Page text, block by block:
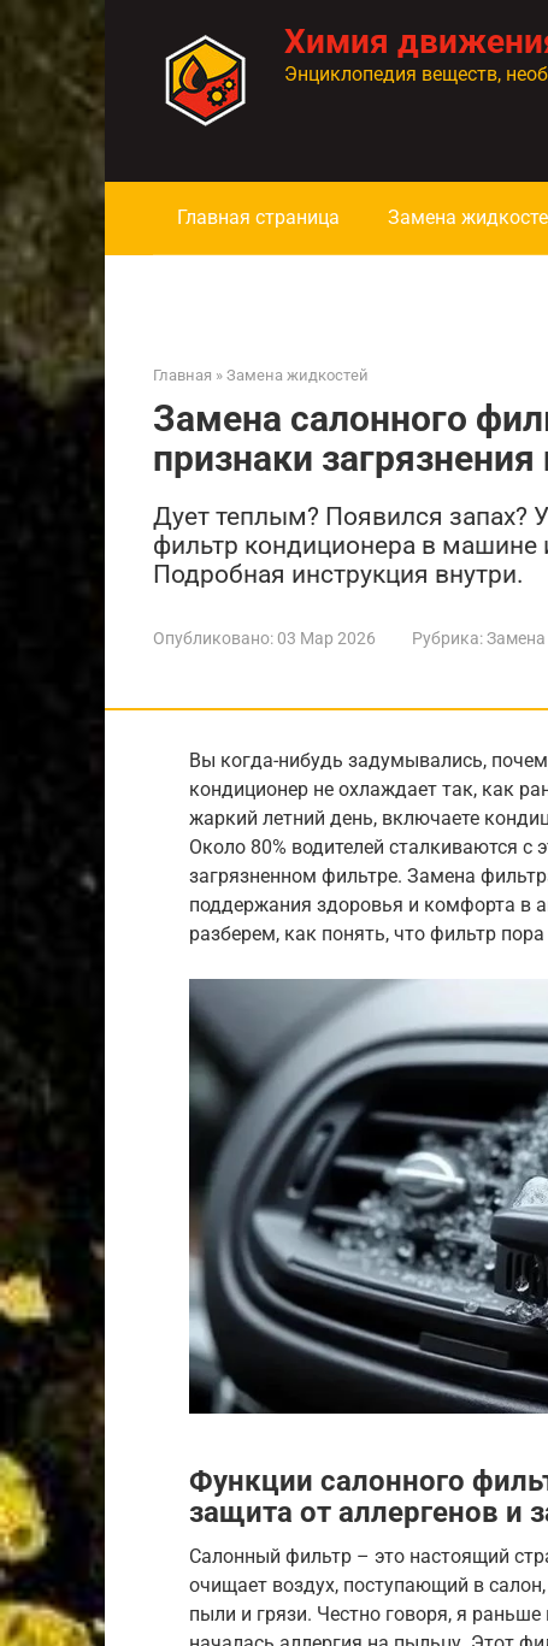
контенту
Химия
Энциклопедия веществ,
Главная страница Замена
Главная » Замена жидкостей
Замена салонного
признаки
Дует теплым? Появился запах?
фильтр кондиционера в машине
Подробная инструкция внутри.
Опубликовано: 03 Мар 2026 Рубрика:Замена
Вы когда-нибудь задумывались,
кондиционер не охлаждает так, как
жаркий летний день, включаете
Около 80% водителей сталкиваются с
загрязненном фильтре. Замена
поддержания здоровья и комфорта в
разберем, как понять, что фильтр
Функции салонного
защита от аллергенов и
Салонный фильтр – это настоящий
очищает воздух, поступающий в
пыли и грязи. Честно говоря, я